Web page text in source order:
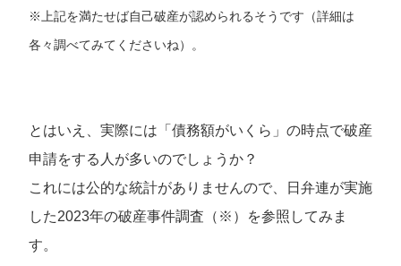
※上記を満たせば自己破産が認められるそうです（詳細は
各々調べてみてくださいね）。
とはいえ、実際には「債務額がいくら」の時点で破産
申請をする人が多いのでしょうか？
これには公的な統計がありませんので、日弁連が実施
した2023年の破産事件調査（※）を参照してみま
す。